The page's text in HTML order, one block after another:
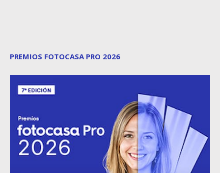
PREMIOS FOTOCASA PRO 2026